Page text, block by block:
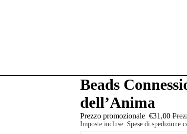
Beads
dell’Anima
Prezzo promozionale €31,00
Imposte incluse. Spese di spedizione